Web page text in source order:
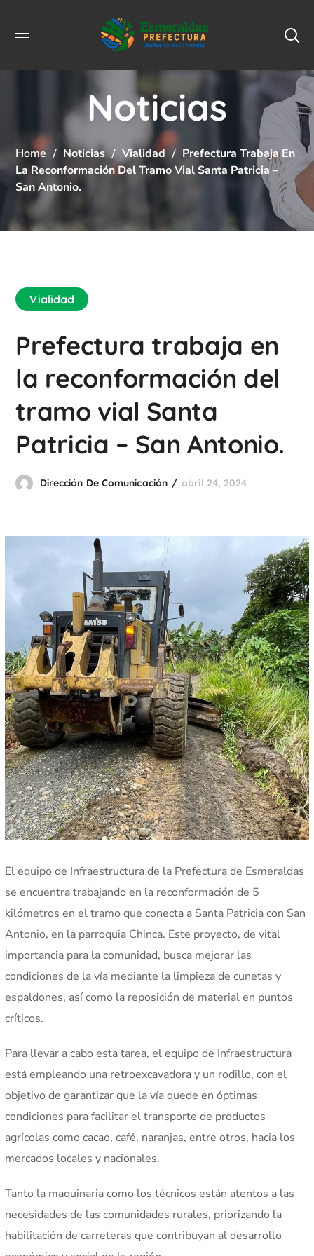
Noticias
Home Noticias Vialidad
Prefectura Trabaja En
La Reconformación Del Tramo Vial Santa Patricia –
San Antonio.
Vialidad
Prefectura trabaja en
la reconformación del
tramo vial Santa
Patricia – San Antonio.
Dirección De Comunicación abril 24, 2024
El equipo de Infraestructura de la Prefectura de Esmeraldas
se encuentra trabajando en la reconformación de 5
kilómetros en el tramo que conecta a Santa Patricia con San
Antonio, en la parroquia Chinca. Este proyecto, de vital
importancia para la comunidad, busca mejorar las
condiciones de la vía mediante la limpieza de cunetas y
espaldones, así como la reposición de material en puntos
críticos.
Para llevar a cabo esta tarea, el equipo de Infraestructura
está empleando una retroexcavadora y un rodillo, con el
objetivo de garantizar que la vía quede en óptimas
condiciones para facilitar el transporte de productos
agrícolas como cacao, café, naranjas, entre otros, hacia los
mercados locales y nacionales.
Tanto la maquinaria como los técnicos están atentos a las
necesidades de las comunidades rurales, priorizando la
habilitación de carreteras que contribuyan al desarrollo